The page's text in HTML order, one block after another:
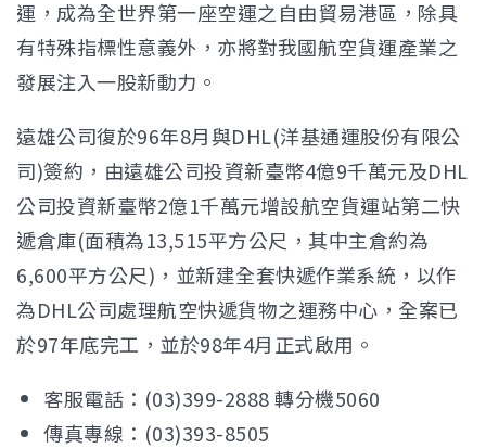
運，成為全世界第一座空運之自由貿易港區，除具
有特殊指標性意義外，亦將對我國航空貨運產業之
發展注入一股新動力。
遠雄公司復於96年8月與DHL(洋基通運股份有限公
司)簽約，由遠雄公司投資新臺幣4億9千萬元及DHL
公司投資新臺幣2億1千萬元增設航空貨運站第二快
遞倉庫(面積為13,515平方公尺，其中主倉約為
6,600平方公尺)，並新建全套快遞作業系統，以作
為DHL公司處理航空快遞貨物之運務中心，全案已
於97年底完工，並於98年4月正式啟用。
客服電話：(03)399-2888 轉分機5060
傳真專線：(03)393-8505